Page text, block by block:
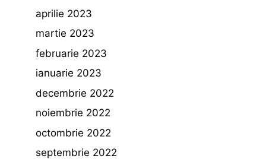
aprilie 2023
martie 2023
februarie 2023
ianuarie 2023
decembrie 2022
noiembrie 2022
octombrie 2022
septembrie 2022